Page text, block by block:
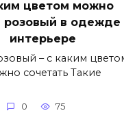
цветом можно
розовый в одежде
интерьере
– с каким
сочетать Такие
0 75